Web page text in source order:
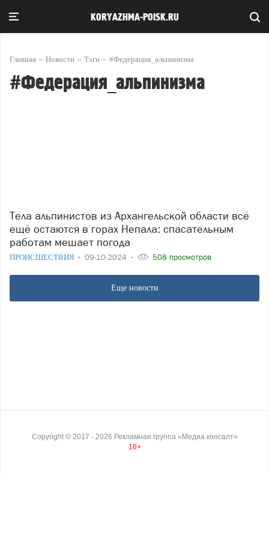
KORYAZHMA-POISK.RU
Главная Новости Тэги #Федерация_альпинизма
#Федерация_альпинизма
Тела альпинистов из Архангельской области всё
ещё остаются в горах Непала: спасательным
работам мешает погода
ПРОИСШЕСТВИЯ 09-10-2024 508 просмотров
Еще новости
Copyright © 2017 - 2026 Рекламная группа «Медиа консалт»
16+